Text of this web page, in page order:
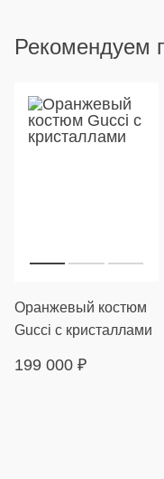
Рекомендуем
Оранжевый костюм
Gucci с кристаллами
199 000 ₽